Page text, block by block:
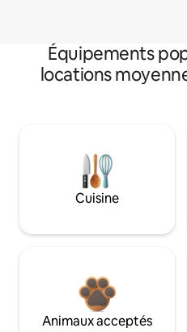
Équipements
locations
Cuisine
Animaux acceptés